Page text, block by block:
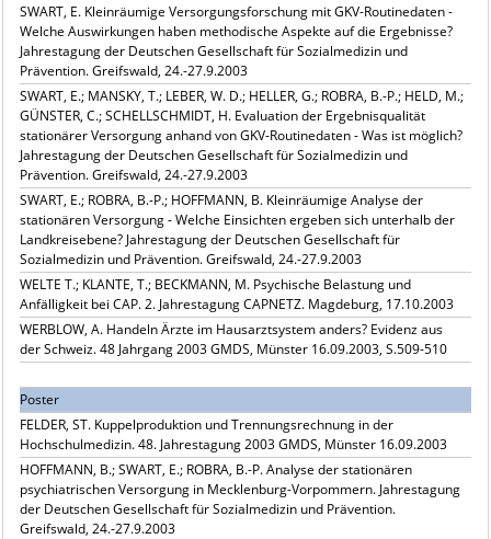
SWART, E. Kleinräumige Versorgungsforschung mit GKV-Routinedaten -
Welche Auswirkungen haben methodische Aspekte auf die Ergebnisse?
Jahrestagung der Deutschen Gesellschaft für Sozialmedizin und
Prävention. Greifswald, 24.-27.9.2003
SWART, E.; MANSKY, T.; LEBER, W. D.; HELLER, G.; ROBRA, B.-P.; HELD, M.;
GÜNSTER, C.; SCHELLSCHMIDT, H. Evaluation der Ergebnisqualität
stationärer Versorgung anhand von GKV-Routinedaten - Was ist möglich?
Jahrestagung der Deutschen Gesellschaft für Sozialmedizin und
Prävention. Greifswald, 24.-27.9.2003
SWART, E.; ROBRA, B.-P.; HOFFMANN, B. Kleinräumige Analyse der
stationären Versorgung - Welche Einsichten ergeben sich unterhalb der
Landkreisebene? Jahrestagung der Deutschen Gesellschaft für
Sozialmedizin und Prävention. Greifswald, 24.-27.9.2003
WELTE T.; KLANTE, T.; BECKMANN, M. Psychische Belastung und
Anfälligkeit bei CAP. 2. Jahrestagung CAPNETZ. Magdeburg, 17.10.2003
WERBLOW, A. Handeln Ärzte im Hausarztsystem anders? Evidenz aus
der Schweiz. 48 Jahrgang 2003 GMDS, Münster 16.09.2003, S.509-510
Poster
FELDER, ST. Kuppelproduktion und Trennungsrechnung in der
Hochschulmedizin. 48. Jahrestagung 2003 GMDS, Münster 16.09.2003
HOFFMANN, B.; SWART, E.; ROBRA, B.-P. Analyse der stationären
psychiatrischen Versorgung in Mecklenburg-Vorpommern. Jahrestagung
der Deutschen Gesellschaft für Sozialmedizin und Prävention.
Greifswald, 24.-27.9.2003